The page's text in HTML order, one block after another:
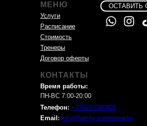
Услуги
МЕНЮ
Договор оферты
Расписание
Стоимость
Тренеры
ОСТАВИТЬ
ПН-ВС 7:00-20:00
Время работы:
КОНТАКТЫ
Email: info@family-swimming.by
Телефон: +375291380808